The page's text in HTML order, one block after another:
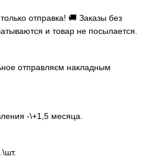
отправка! 🚚 Заказы без
и товар не посылается.
отправляєм накладным
-\+1,5 месяца.